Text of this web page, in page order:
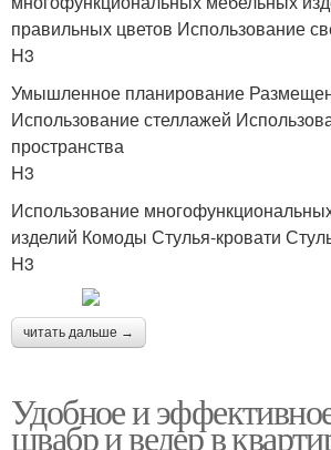
правильных цветов Использование
H3
Умышленное планирование
Использование стеллажей
пространства
H3
Использование
изделий Комоды Стулья-кровати
H3
читать дальше →
Удобное и
швабр и ведер в